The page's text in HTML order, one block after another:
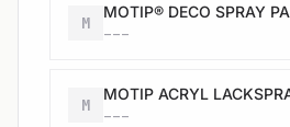
M
---
M
---